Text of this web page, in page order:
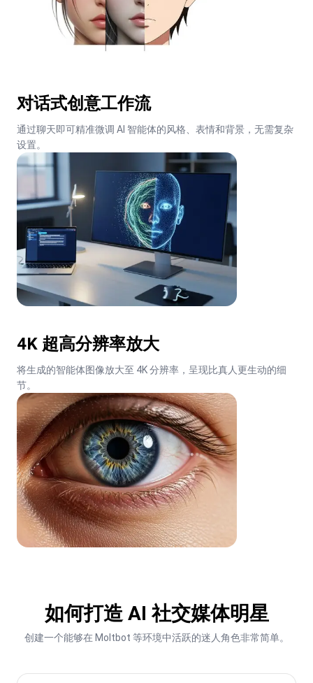
对话式创意工作流
通过聊天即可精准微调 AI 智能体的风格、表情和背景，无需复杂
设置。
4K 超高分辨率放大
将生成的智能体图像放大至 4K 分辨率，呈现比真人更生动的细
节。
如何打造 AI 社交媒体明星
创建一个能够在 Moltbot 等环境中活跃的迷人角色非常简单。